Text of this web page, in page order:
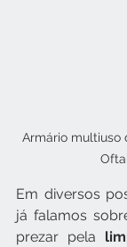
Armário multiuso
Em diversos
já falamos
prezar pela